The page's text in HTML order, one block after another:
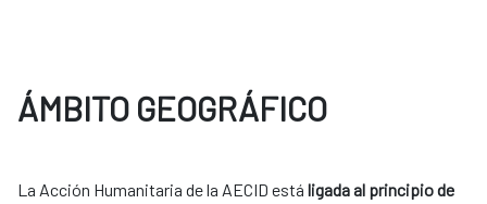
ÁMBITO GEOGRÁFICO
La Acción Humanitaria de la AECID está ligada al principio de